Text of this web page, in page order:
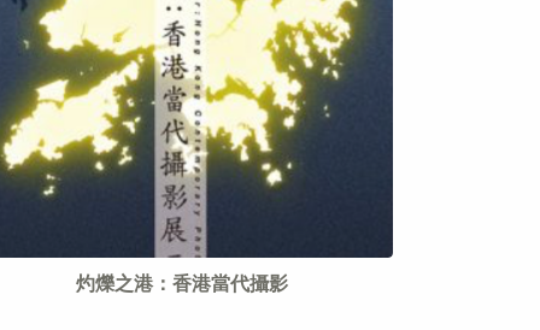
灼爍之港：香港當代攝影